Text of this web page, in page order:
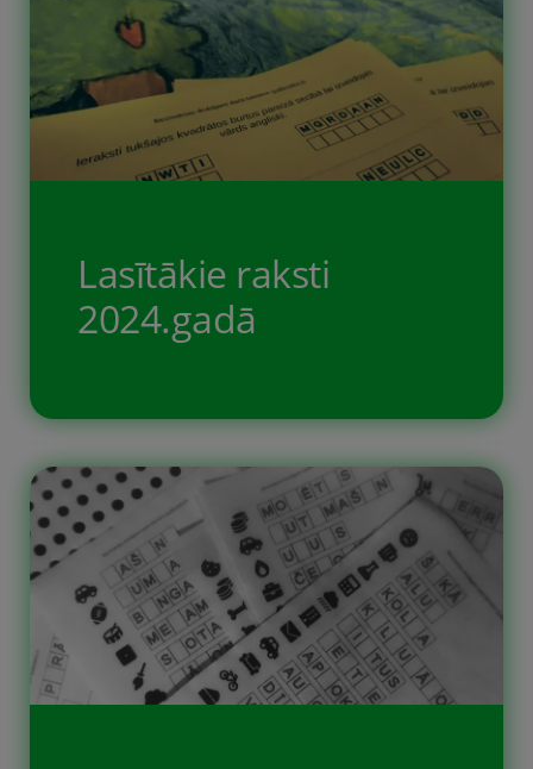
Lasītākie raksti
2024.gadā
Mūsu 2024. gada labākie raksti –
raksti, kuri visbiežāk apmeklēti.
Varbūt kādu no šiem esat palaiduši
garām un tas būs jums
jaunatklājums. Reizēm pašiem
neienāk prātā, kas varētu būt